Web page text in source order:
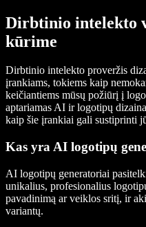
Dirbtinio intelekto
kūrime
Dirbtinio intelekto proveržis
įrankiams, tokiems kaip
keičiantiems mūsų požiūrį į
aptariamas AI ir logotipų
kaip šie įrankiai gali sustiprinti
Kas yra AI logotipų
AI logotipų generatoriai
unikalius, profesionalius
pavadinimą ar veiklos sritį, ir
variantų.